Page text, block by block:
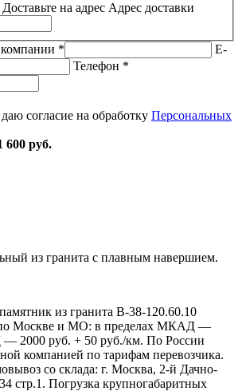
Доставьте на адрес Адрес доставки
*
E-
Телефон *
согласие на обработку Персональных
600 руб.
из гранита с плавным навершием.
из гранита В-38-120.60.10
по Москве и МО: в пределах МКАД —
2000 руб. + 50 руб./км. По России
компанией по тарифам перевозчика.
со склада: г. Москва, 2-й Дачно-
стр.1. Погрузка крупногабаритных